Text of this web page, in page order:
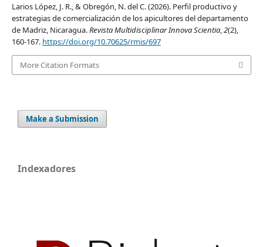
Larios López, J. R., & Obregón, N. del C. (2026). Perfil productivo y
estrategias de comercialización de los apicultores del departamento
de Madriz, Nicaragua.Revista Multidisciplinar Innova Scientia,2(2),
160-167. https://doi.org/10.70625/rmis/697
More Citation Formats
Make a Submission
Indexadores